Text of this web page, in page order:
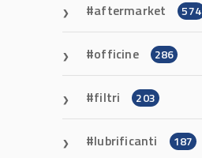
aftermarket 574
officine 286
filtri 203
lubrificanti 187